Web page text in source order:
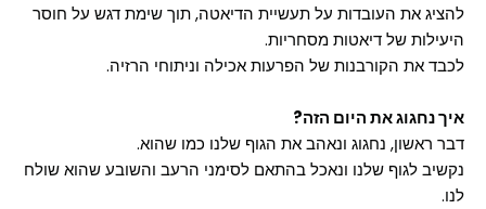
להציג את העובדות על תעשיית הדיאטה, תוך שימת דגש על חוסר
היעילות של דיאטות מסחריות.
לכבד את הקורבנות של הפרעות אכילה וניתוחי הרזיה.
איך נחגוג את היום הזה?
דבר ראשון, נחגוג ונאהב את הגוף שלנו כמו שהוא.
נקשיב לגוף שלנו ונאכל בהתאם לסימני הרעב והשובע שהוא שולח
לנו.